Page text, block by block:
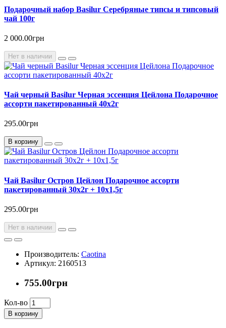
Подарочный набор Basilur Серебряные типсы и типсовый
чай 100г
2 000.00грн
Нет в наличии
Чай черный Basilur Черная эссенция Цейлона Подарочное
ассорти пакетированный 40х2г
295.00грн
В корзину
Чай Basilur Остров Цейлон Подарочное ассорти
пакетированный 30х2г + 10х1,5г
295.00грн
Нет в наличии
Производитель: Caotina
Артикул: 2160513
755.00грн
Кол-во
В корзину